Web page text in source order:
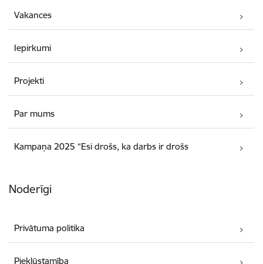
Vakances
Iepirkumi
Projekti
Par mums
Kampaņa 2025 “Esi drošs, ka darbs ir drošs
Noderīgi
Privātuma politika
Piekļūstamība